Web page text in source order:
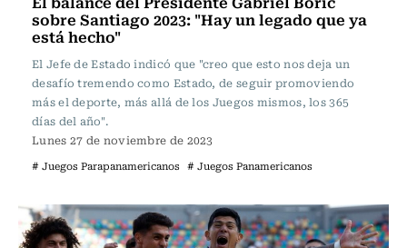
sobre Santiago 2023: "Hay un legado que ya
está hecho"
El Jefe de Estado indicó que "creo que esto nos deja un
desafío tremendo como Estado, de seguir promoviendo
más el deporte, más allá de los Juegos mismos, los 365
días del año".
Lunes 27 de noviembre de 2023
# Juegos Parapanamericanos # Juegos Panamericanos